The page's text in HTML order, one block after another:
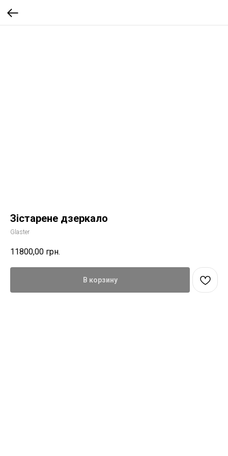
Зістарене дзеркало
Glaster
11800,00 грн.
В корзину